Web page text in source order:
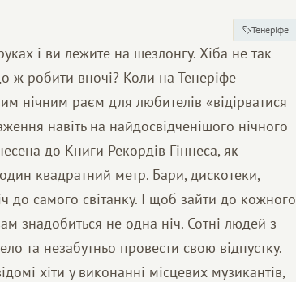
Тенеріфе
і ви лежите на шезлонгу. Хіба не так
ж робити вночі? Коли на Тенеріфе
нічним раєм для любителів «відірватися
навіть на найдосвідченішого нічного
до Книги Рекордів Гіннеса, як
квадратний метр. Бари, дискотеки,
до самого світанку. І щоб зайти до кожного
знадобиться не одна ніч. Сотні людей з
та незабутньо провести свою відпустку.
хіти у виконанні місцевих музикантів,